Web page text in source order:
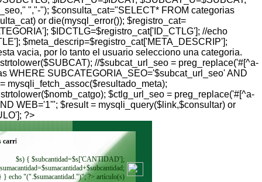
","-"); $consulta_cat="SELECT* FROM categorias
or die(mysql_error()); $registro_cat=
$IDCTLG=$registro_cat['ID_CTLG']; //echo
$meta_descrip=$registro_cat['META_DESCRIP'];
vacia, por lo tanto el usuario selecciono una categoria.
//$subcat_url_seo = preg_replace('#[^a-
WHERE SUBCATEGORIA_SEO='$subcat_url_seo' AND
mysqli_fetch_assoc($resultado_meta);
$ctlg_url_seo = preg_replace('#[^a-
WEB='1'"; $result = mysqli_query($link,$consultar) or
?>
$s) { $subcantidad=$s['CANTIDAD'];
} echo "(".$sumacantidad.")"; ?> artículo(s)